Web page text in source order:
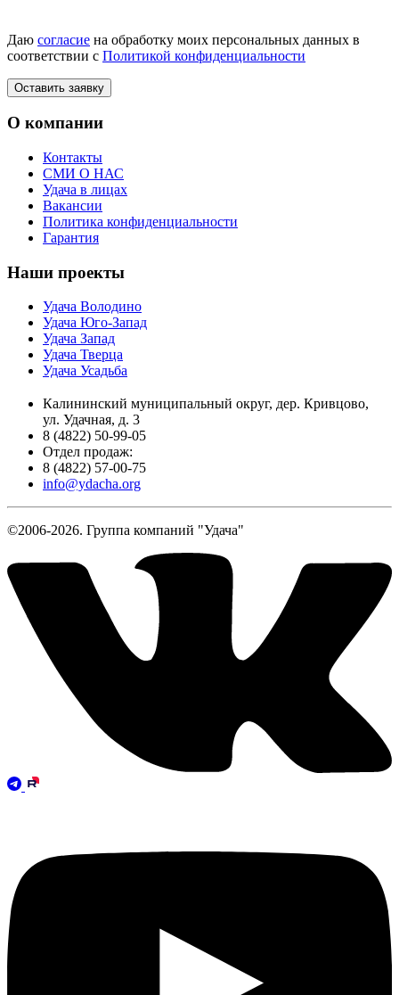
Даю согласие на обработку моих персональных данных в
соответствии с Политикой конфиденциальности
О компании
Контакты
СМИ О НАС
Удача в лицах
Вакансии
Политика конфиденциальности
Гарантия
Наши проекты
Удача Володино
Удача Юго-Запад
Удача Запад
Удача Тверца
Удача Усадьба
Калининский муниципальный округ, дер. Кривцово,
ул. Удачная, д. 3
8 (4822) 50-99-05
Отдел продаж:
8 (4822) 57-00-75
info@ydacha.org
©2006-2026. Группа компаний "Удача"